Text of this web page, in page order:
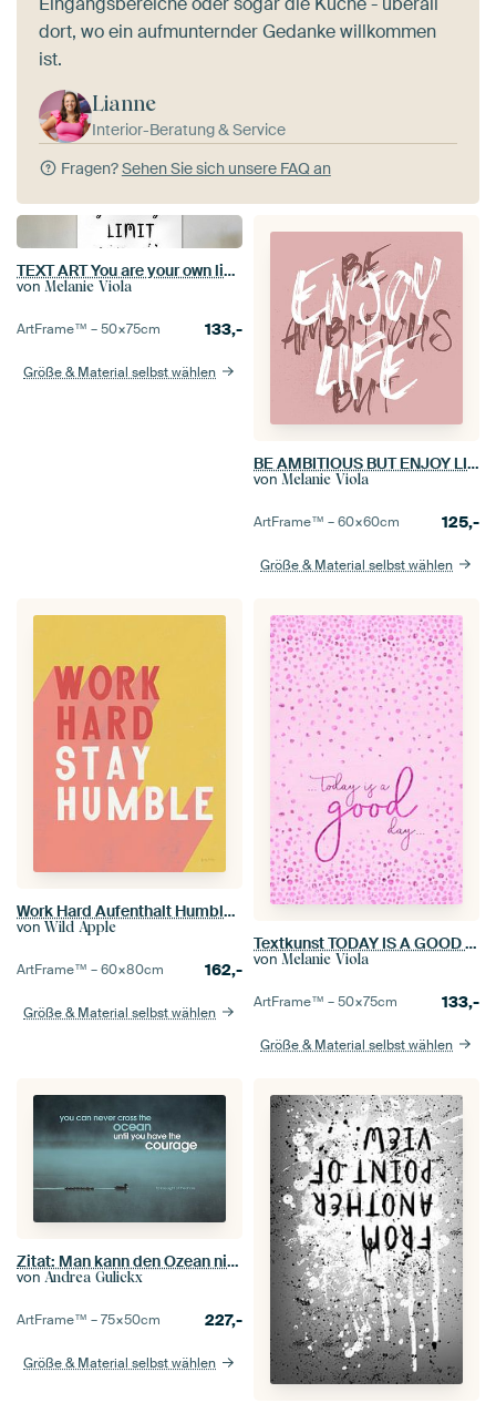
dort, wo ein aufmunternder Gedanke willkommen
ist.
Lianne
Interior-Beratung & Service
Fragen?Sehen Sie sich unsere FAQ an
TEXT ART You are your own limit
von Melanie Viola
ArtFrame™ –50×75cm 133,-
Größe & Material selbst wählen
BE AMBITIOUS BUT ENJOY LIFE
von Melanie Viola
ArtFrame™ –60×60cm 125,-
Größe & Material selbst wählen
Work Hard Aufenthalt Humble Crop, Becky Thorns
von Wild Apple
ArtFrame™ –60×80cm 162,-
Größe & Material selbst wählen
Textkunst TODAY IS A GOOD DAY | glitzerndes rosa
von Melanie Viola
ArtFrame™ –50×75cm 133,-
Größe & Material selbst wählen
Zitat: Man kann den Ozean nicht überquerenan......
von Andrea Gulickx
ArtFrame™ –75×50cm 227,-
Größe & Material selbst wählen